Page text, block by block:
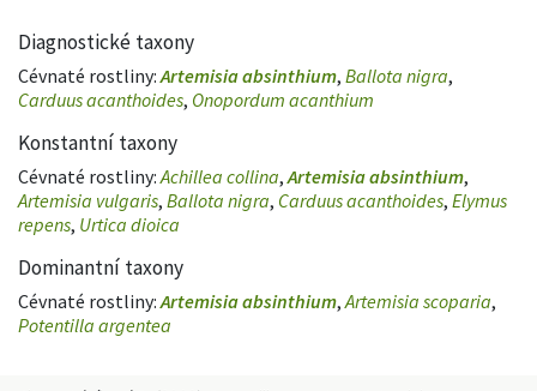
Diagnostické taxony
Cévnaté rostliny:Artemisia absinthium, Ballota nigra,
Carduus acanthoides, Onopordum acanthium
Konstantní taxony
Cévnaté rostliny:Achillea collina,Artemisia absinthium,
Artemisia vulgaris, Ballota nigra, Carduus acanthoides, Elymus
repens, Urtica dioica
Dominantní taxony
Cévnaté rostliny:Artemisia absinthium,Artemisia scoparia,
Potentilla argentea